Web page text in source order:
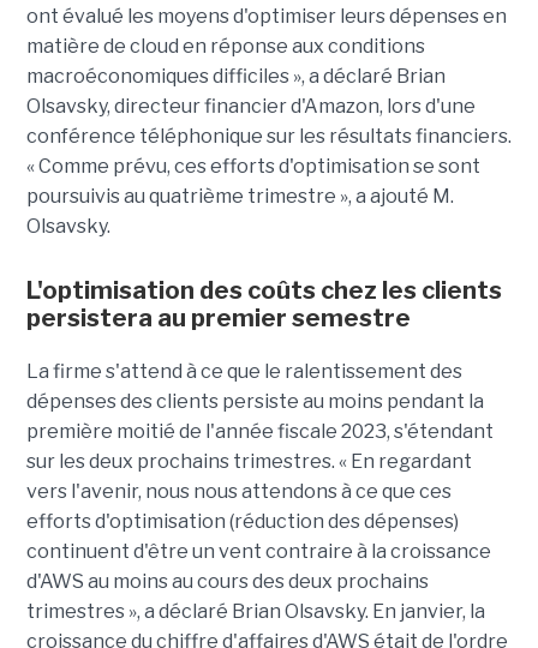
ont évalué les moyens d'optimiser leurs dépenses en
matière de cloud en réponse aux conditions
macroéconomiques difficiles », a déclaré Brian
Olsavsky, directeur financier d'Amazon, lors d'une
conférence téléphonique sur les résultats financiers.
« Comme prévu, ces efforts d'optimisation se sont
poursuivis au quatrième trimestre », a ajouté M.
Olsavsky.
L'optimisation des coûts chez les clients
persistera au premier semestre
La firme s'attend à ce que le ralentissement des
dépenses des clients persiste au moins pendant la
première moitié de l'année fiscale 2023, s'étendant
sur les deux prochains trimestres. « En regardant
vers l'avenir, nous nous attendons à ce que ces
efforts d'optimisation (réduction des dépenses)
continuent d'être un vent contraire à la croissance
d'AWS au moins au cours des deux prochains
trimestres », a déclaré Brian Olsavsky. En janvier, la
croissance du chiffre d'affaires d'AWS était de l'ordre